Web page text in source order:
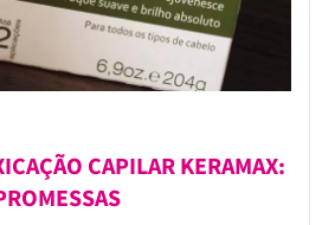
CAPILAR KERAMAX: